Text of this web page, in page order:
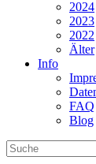
2024
2023
2022
Älter
Info
FAQ
Blog